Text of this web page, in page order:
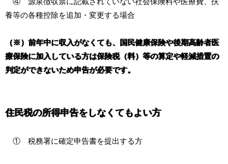
養等の各種控除を追加・変更する場合
（※）前年中に収入がなくても、国民健康保険や後期高齢者医
療保険に加入している方は保険税（料）等の算定や軽減措置の
判定ができないため申告が必要です。
住民税の所得申告をしなくてもよい方
① 税務署に確定申告書を提出する方